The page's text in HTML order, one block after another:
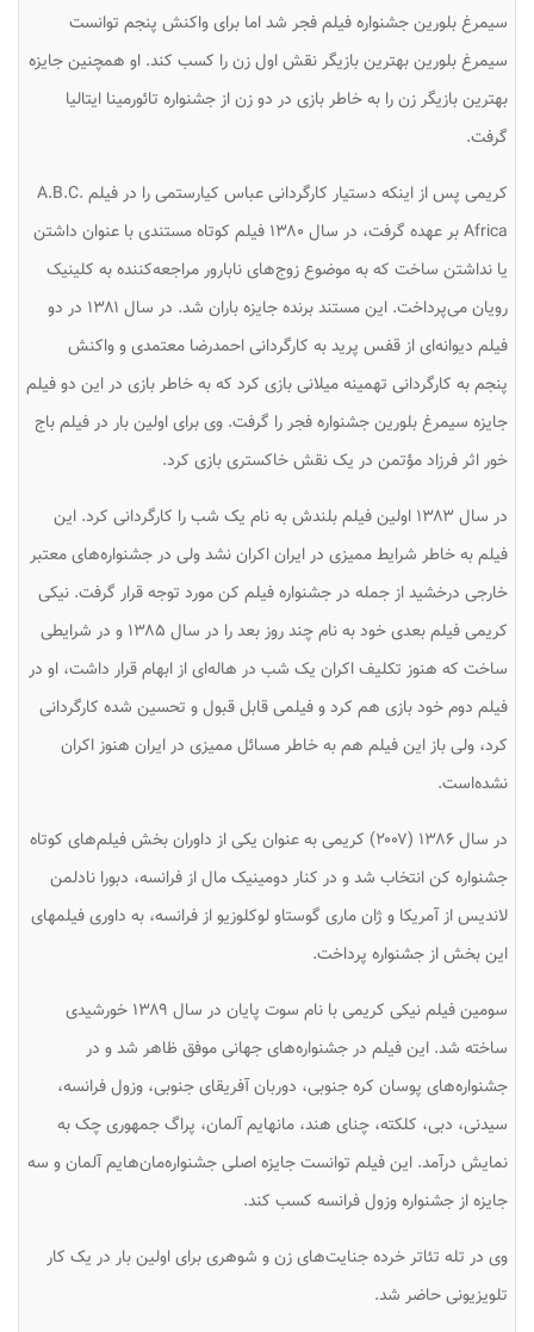
سیمرغ بلورین جشنواره فیلم فجر شد اما برایواکنش پنجم توانست
سیمرغ بلورین بهترین بازیگر نقش اول زن را کسب کند. او همچنین جایزه
بهترین بازیگر زن را به خاطر بازی در دو زناز جشنواره تائورمینا ایتالیا
گرفت.
کریمی پس از اینکه دستیار کارگردانی عباس کیارستمی را در فیلم A.B.C.
Africaبر عهده گرفت، در سال ۱۳۸۰ فیلم کوتاه مستندی با عنوان
داشتن
یا نداشتن ساخت که به موضوع زوج‌های نابارور مراجعه‌کننده به کلینیک
رویان می‌پرداخت. این مستند برنده جایزه باران شد. در سال ۱۳۸۱ در دو
فیلم دیوانه‌ای از قفس پریدبه کارگردانی احمدرضا معتمدی وواکنش
پنجمبه کارگردانی تهمینه میلانی بازی کرد که به خاطر بازی در این دو فیلم
جایزه سیمرغ بلورین جشنواره فجر را گرفت. وی برای اولین بار در فیلمباج
خوراثر فرزاد مؤتمن در یک نقش خاکستری بازی کرد.
در سال ۱۳۸۳ اولین فیلم بلندش به نام یک شبرا کارگردانی کرد. این
فیلم به خاطر شرایط ممیزی در ایران اکران نشد ولی در جشنواره‌های معتبر
خارجی درخشید از جمله در جشنواره فیلم کن مورد توجه قرار گرفت. نیکی
کریمی فیلم بعدی خود به نامچند روز بعد
را در سال ۱۳۸۵ و در شرایطی
ساخت که هنوز تکلیف اکران یک شب در هاله‌ای از ابهام قرار داشت، او در
فیلم دوم خود بازی هم کرد و فیلمی قابل قبول و تحسین شده کارگردانی
کرد، ولی باز این فیلم هم به خاطر مسائل ممیزی در ایران هنوز اکران
نشده‌است.
در سال ۱۳۸۶ (۲۰۰۷) کریمی به عنوان یکی از داوران بخش فیلم‌های کوتاه
جشنواره کن انتخاب شد و در کنار دومینیک مال از فرانسه، دبورا نادلمن
لاندیس از آمریکا و ژان ماری گوستاو لوکلوزیو از فرانسه، به داوری فیلمهای
این بخش از جشنواره پرداخت.
سومین فیلم نیکی کریمی با نام سوت پایان
در سال ۱۳۸۹ خورشیدی
ساخته شد. این فیلم در جشنواره‌های جهانی موفق ظاهر شد و در
جشنواره‌های پوسان کره جنوبی، دوربان آفریقای جنوبی، وزول فرانسه،
سیدنی، دبی، کلکته، چنای هند، مانهایم آلمان، پراگ جمهوری چک به
نمایش درآمد. این فیلم توانست جایزه اصلی جشنواره‌مان‌هایم آلمان و سه
جایزه از جشنواره وزول فرانسه کسب کند.
وی در تله تئاترخرده جنایت‌های زن و شوهریبرای اولین بار در یک کار
تلویزیونی حاضر شد.